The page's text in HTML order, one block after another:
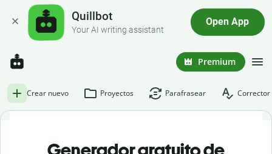
Quillbot
Your AI writing assistant
Open App
Premium
Crear nuevo Proyectos Parafrasear